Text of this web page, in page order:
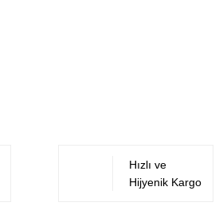
Hızlı ve
Hijyenik Kargo